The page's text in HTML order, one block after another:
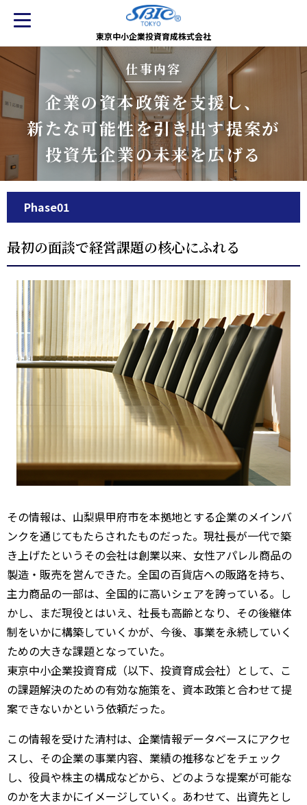
東京中小企業投資育成株式会社
仕事内容
企業の資本政策を支援し、
新たな可能性を引き出す提案が
投資先企業の未来を広げる
Phase01
最初の面談で経営課題の核心にふれる
その情報は、山梨県甲府市を本拠地とする企業のメインバ
ンクを通じてもたらされたものだった。現社長が一代で築
き上げたというその会社は創業以来、女性アパレル商品の
製造・販売を営んできた。全国の百貨店への販路を持ち、
主力商品の一部は、全国的に高いシェアを誇っている。し
かし、まだ現役とはいえ、社長も高齢となり、その後継体
制をいかに構築していくかが、今後、事業を永続していく
ための大きな課題となっていた。
東京中小企業投資育成（以下、投資育成会社）として、こ
の課題解決のための有効な施策を、資本政策と合わせて提
案できないかという依頼だった。
この情報を受けた清村は、企業情報データベースにアクセ
スし、その企業の事業内容、業績の推移などをチェック
し、役員や株主の構成などから、どのような提案が可能な
のかを大まかにイメージしていく。あわせて、出資先とし